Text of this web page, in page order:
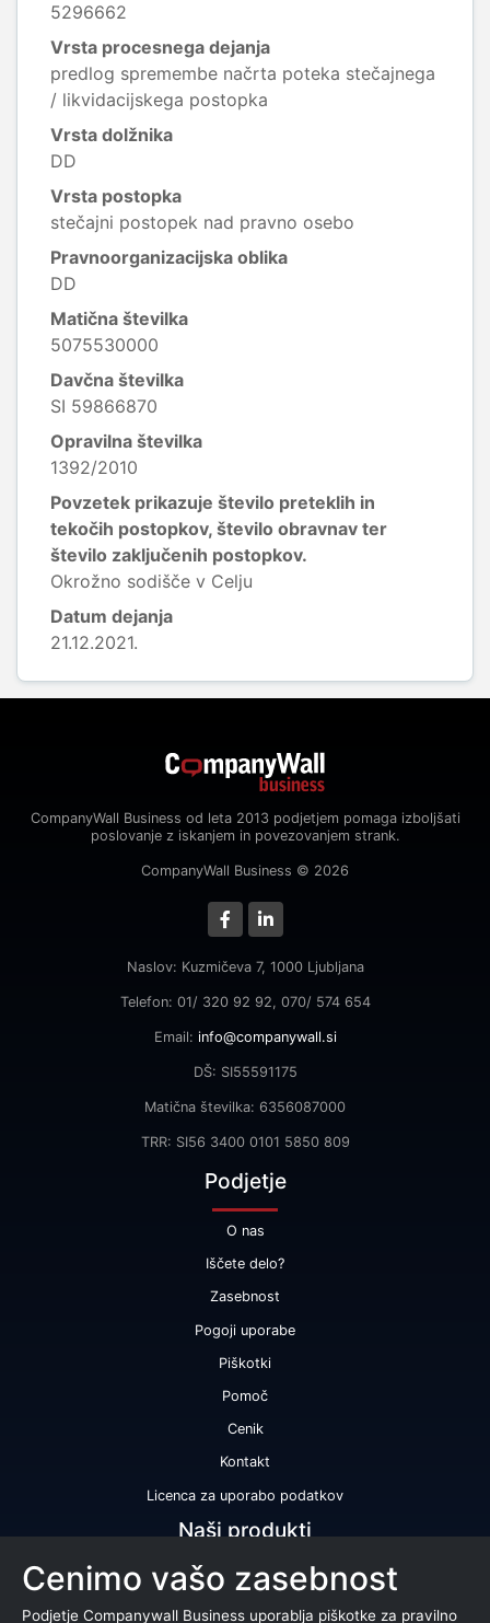
5296662
Vrsta procesnega dejanja
predlog spremembe načrta poteka stečajnega
/ likvidacijskega postopka
Vrsta dolžnika
DD
Vrsta postopka
stečajni postopek nad pravno osebo
Pravnoorganizacijska oblika
DD
Matična številka
5075530000
Davčna številka
SI 59866870
Opravilna številka
1392/2010
Povzetek prikazuje število preteklih in
tekočih postopkov, število obravnav ter
število zaključenih postopkov.
Okrožno sodišče v Celju
Datum dejanja
21.12.2021.
CompanyWall Business od leta 2013 podjetjem pomaga izboljšati
poslovanje z iskanjem in povezovanjem strank.
CompanyWall Business © 2026
Naslov: Kuzmičeva 7, 1000 Ljubljana
Telefon: 01/ 320 92 92, 070/ 574 654
Email: info@companywall.si
DŠ: SI55591175
Matična številka: 6356087000
TRR: SI56 3400 0101 5850 809
Podjetje
O nas
Iščete delo?
Zasebnost
Pogoji uporabe
Piškotki
Pomoč
Cenik
Kontakt
Licenca za uporabo podatkov
Naši produkti
Bonitetna ocena
Bonitetno poročilo
Cenimo vašo zasebnost
Podjetje Companywall Business uporablja piškotke za pravilno